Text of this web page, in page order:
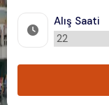
Alış Saati